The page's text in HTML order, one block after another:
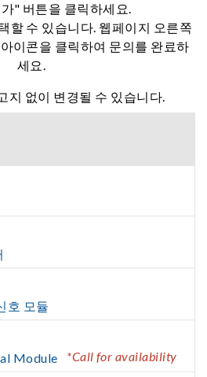
" 버튼을 클릭하세요.
할 수 있습니다. 웹페이지 오른쪽
이콘을 클릭하여 문의를 완료하
세요.
지 없이 변경될 수 있습니다.
호 모듈
Module
*Call for availability